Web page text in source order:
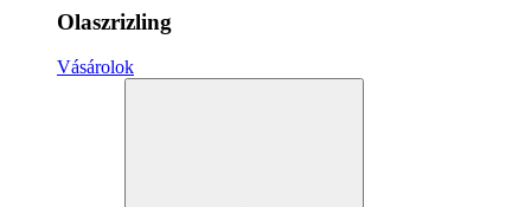
Olaszrizling
Vásárolok